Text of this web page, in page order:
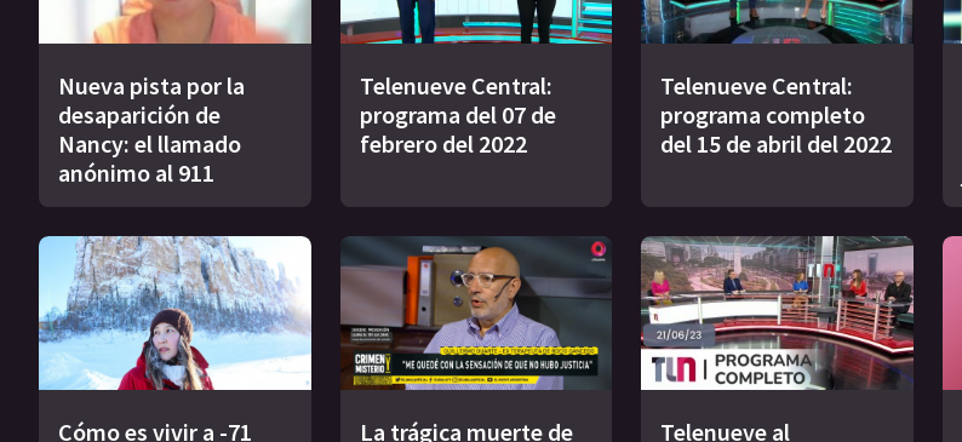
Nueva pista por la
desaparición de
Nancy: el llamado
anónimo al 911
Telenueve Central:
programa del 07 de
febrero del 2022
Telenueve Central:
programa completo
del 15 de abril del 2022
Cómo es vivir a -71 La trágica muerte de Telenueve al